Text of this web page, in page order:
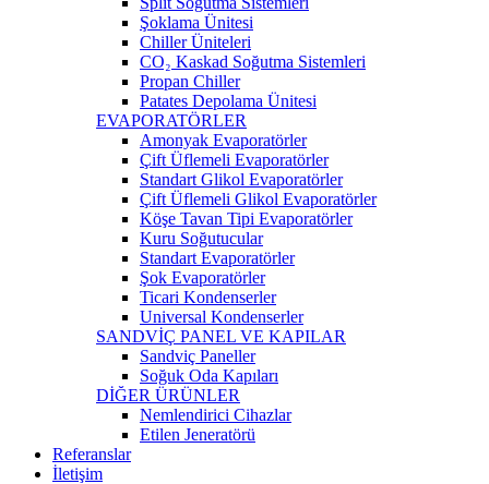
Şoklama Ünitesi
Chiller Üniteleri
CO₂ Kaskad Soğutma Sistemleri
Propan Chiller
Patates Depolama Ünitesi
EVAPORATÖRLER
Amonyak Evaporatörler
Çift Üflemeli Evaporatörler
Standart Glikol Evaporatörler
Çift Üflemeli Glikol Evaporatörler
Köşe Tavan Tipi Evaporatörler
Kuru Soğutucular
Standart Evaporatörler
Şok Evaporatörler
Ticari Kondenserler
Universal Kondenserler
SANDVİÇ PANEL VE KAPILAR
Sandviç Paneller
Soğuk Oda Kapıları
DİĞER ÜRÜNLER
Nemlendirici Cihazlar
Etilen Jeneratörü
Referanslar
İletişim